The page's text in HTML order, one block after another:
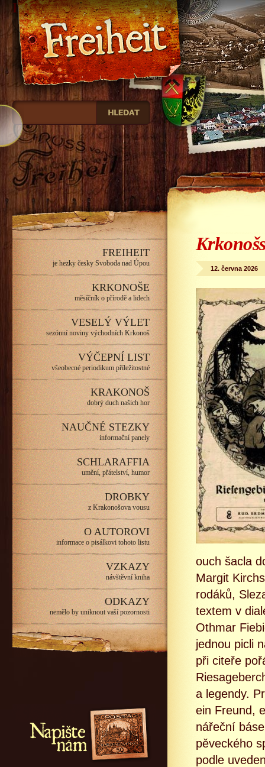
Freiheit
FREIHEIT
je hezky česky Svoboda nad Úpou
KRKONOŠE
měsíčník o přírodě a lidech
VESELÝ VÝLET
sezónní noviny východních Krkonoš
VÝČEPNÍ LIST
všeobecné periodikum příležitostné
KRAKONOŠ
dobrý duch našich hor
NAUČNÉ STEZKY
informační panely
SCHLARAFFIA
umění, přátelství, humor
DROBKY
z Krakonošova vousu
O AUTOROVI
informace o pisálkovi tohoto listu
VZKAZY
návštěvní kniha
ODKAZY
nemělo by uniknout vaší pozornosti
12. června 2026
ouch šacla
Margit
rodáků,
textem v
Othmar
jednou picli
při citeře
a legendy.
ein Freund,
nářeční
pěveckého
podle